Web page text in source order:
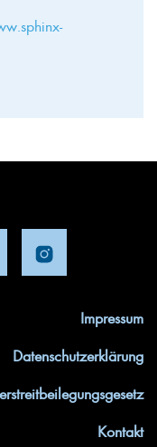
Impressum
Datenschutzerklärung
Kontakt